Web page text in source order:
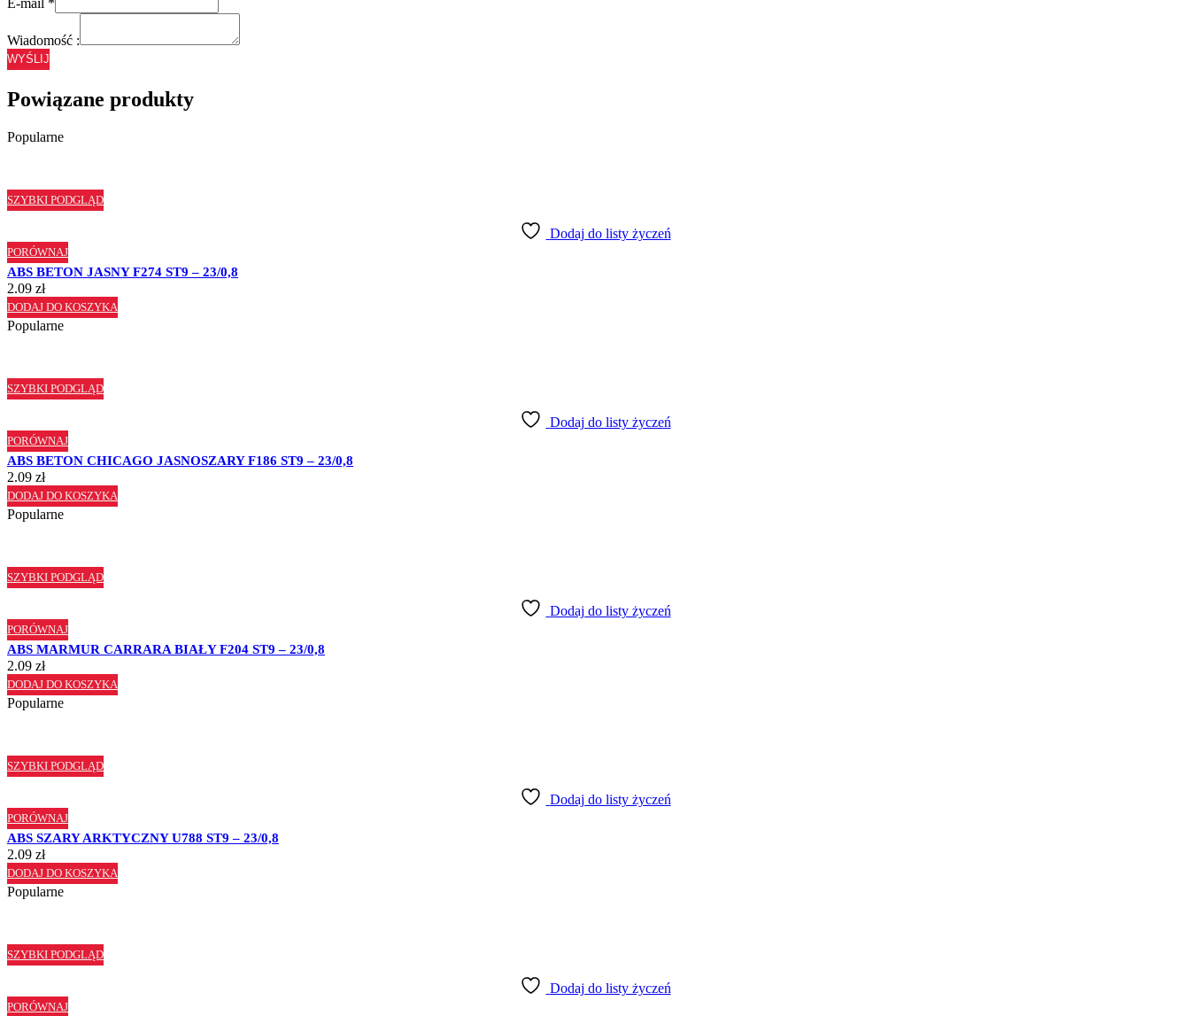
Wiadomość :
WYŚLIJ
Powiązane produkty
Popularne
SZYBKI PODGLĄD
Dodaj do listy życzeń
PORÓWNAJ
ABS BETON JASNY F274 ST9 – 23/0,8
2.09 zł
DODAJ DO KOSZYKA
Popularne
SZYBKI PODGLĄD
Dodaj do listy życzeń
PORÓWNAJ
ABS BETON CHICAGO JASNOSZARY F186 ST9 – 23/0,8
2.09 zł
DODAJ DO KOSZYKA
Popularne
SZYBKI PODGLĄD
Dodaj do listy życzeń
PORÓWNAJ
ABS MARMUR CARRARA BIAŁY F204 ST9 – 23/0,8
2.09 zł
DODAJ DO KOSZYKA
Popularne
SZYBKI PODGLĄD
Dodaj do listy życzeń
PORÓWNAJ
ABS SZARY ARKTYCZNY U788 ST9 – 23/0,8
2.09 zł
DODAJ DO KOSZYKA
Popularne
SZYBKI PODGLĄD
Dodaj do listy życzeń
PORÓWNAJ